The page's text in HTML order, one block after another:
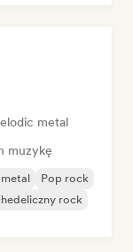
metal
muzykę
Pop rock
rock